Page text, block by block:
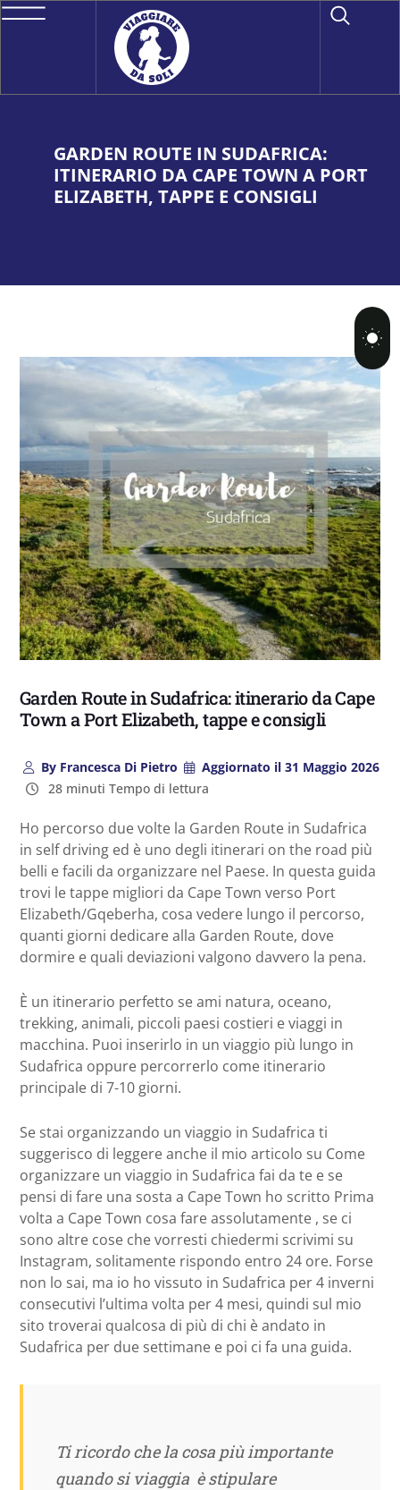
GARDEN ROUTE IN SUDAFRICA:
ITINERARIO DA CAPE TOWN A PORT
ELIZABETH, TAPPE E CONSIGLI
Garden Route in Sudafrica: itinerario da Cape
Town a Port Elizabeth, tappe e consigli
ByFrancesca Di Pietro Aggiornato il 31 Maggio 2026
28 minuti Tempo di lettura
Ho percorso due volte la Garden Route in Sudafrica
in self driving ed è uno degli itinerari on the road più
belli e facili da organizzare nel Paese. In questa guida
trovi le tappe migliori da Cape Town verso Port
Elizabeth/Gqeberha, cosa vedere lungo il percorso,
quanti giorni dedicare alla Garden Route, dove
dormire e quali deviazioni valgono davvero la pena.
È un itinerario perfetto se ami natura, oceano,
trekking, animali, piccoli paesi costieri e viaggi in
macchina. Puoi inserirlo in un viaggio più lungo in
Sudafrica oppure percorrerlo come itinerario
principale di 7-10 giorni.
Se stai organizzando un viaggio in Sudafrica ti
suggerisco di leggere anche il mio articolo su Come
organizzare un viaggio in Sudafrica fai da te e se
pensi di fare una sosta a Cape Town ho scritto Prima
volta a Cape Town cosa fare assolutamente , se ci
sono altre cose che vorresti chiedermi scrivimi su
Instagram, solitamente rispondo entro 24 ore. Forse
non lo sai, ma io ho vissuto in Sudafrica per 4 inverni
consecutivi l’ultima volta per 4 mesi, quindi sul mio
sito troverai qualcosa di più di chi è andato in
Sudafrica per due settimane e poi ci fa una guida.
Ti ricordo che la cosa più importante
quando si viaggia è stipulare